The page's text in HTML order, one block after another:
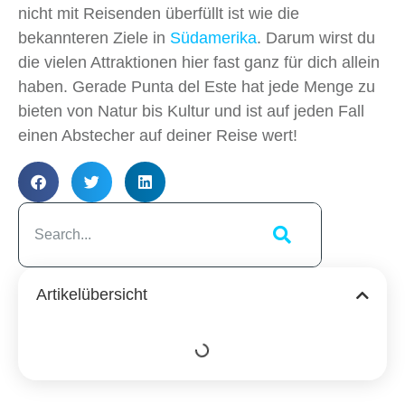
nicht mit Reisenden überfüllt ist wie die
bekannteren Ziele in Südamerika. Darum wirst du
die vielen Attraktionen hier fast ganz für dich allein
haben. Gerade Punta del Este hat jede Menge zu
bieten von Natur bis Kultur und ist auf jeden Fall
einen Abstecher auf deiner Reise wert!
Artikelübersicht